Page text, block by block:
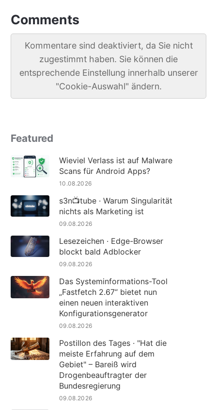
Comments
Kommentare sind deaktiviert, da Sie nicht
zugestimmt haben. Sie können die
entsprechende Einstellung innerhalb unserer
"Cookie-Auswahl" ändern.
Featured
Wieviel Verlass ist auf Malware
Scans für Android Apps?
10.08.2026
s3n📺tube · Warum Singularität
nichts als Marketing ist
09.08.2026
Lesezeichen · Edge-Browser
blockt bald Adblocker
09.08.2026
Das Systeminformations-Tool
„Fastfetch 2.67“ bietet nun
einen neuen interaktiven
Konfigurationsgenerator
09.08.2026
Postillon des Tages · "Hat die
meiste Erfahrung auf dem
Gebiet" – Bareiß wird
Drogenbeauftragter der
Bundesregierung
09.08.2026